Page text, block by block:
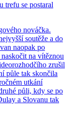
trefu se postaral
nováčka.
soutěže a do
naopak po
na vítěznou
zrušil
půle tak skončila
utkání
půli, kdy se po
a Slovanu tak